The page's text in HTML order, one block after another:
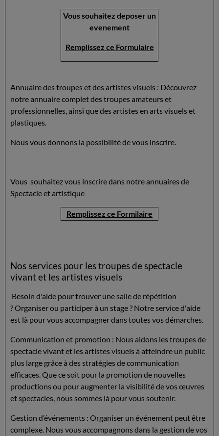
Vous souhaitez deposer un
evenement
Remplissez ce Formulaire
Annuaire des troupes et des artistes visuels : Découvrez
notre annuaire complet des troupes amateurs et
professionnelles, ainsi que des artistes en arts visuels et
plastiques.
Nous vous donnons la possibilité de vous inscrire.
Vous souhaitez vous inscrire dans notre annuaires de
Spectacle et artistique
Remplissez ce Formilaire
Nos services pour les troupes de spectacle
vivant et les artistes visuels
Besoin d'aide pour trouver une salle de répétition
? Organiser ou participer à un stage ? Notre service d'aide
est là pour vous accompagner dans toutes vos démarches.
Communication et promotion : Nous aidons les troupes de
spectacle vivant et les artistes visuels à atteindre un public
plus large grâce à des stratégies de communication
efficaces. Que ce soit pour la promotion de nouvelles
productions ou pour augmenter la visibilité de vos œuvres
et spectacles, nous sommes là pour vous soutenir.
Gestion d’événements : Organiser un événement peut être
complexe. Nous vous accompagnons dans la gestion de vos